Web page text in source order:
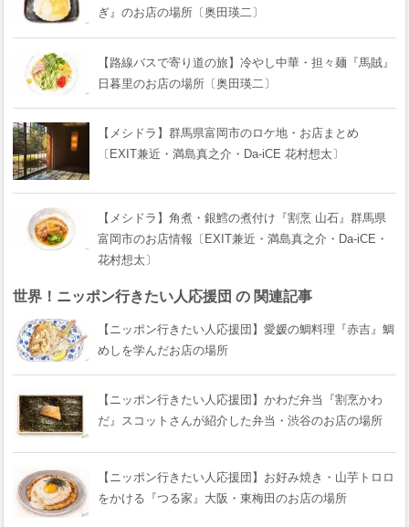
ぎ』のお店の場所〔奥田瑛二〕
【路線バスで寄り道の旅】冷やし中華・担々麺『馬賊』
日暮里のお店の場所〔奥田瑛二〕
【メシドラ】群馬県富岡市のロケ地・お店まとめ
〔EXIT兼近・満島真之介・Da-iCE 花村想太〕
【メシドラ】角煮・銀鱈の煮付け『割烹 山石』群馬県
富岡市のお店情報〔EXIT兼近・満島真之介・Da-iCE・
花村想太〕
世界！ニッポン行きたい人応援団 の 関連記事
【ニッポン行きたい人応援団】愛媛の鯛料理『赤吉』鯛
めしを学んだお店の場所
【ニッポン行きたい人応援団】かわだ弁当『割烹かわ
だ』スコットさんが紹介した弁当・渋谷のお店の場所
【ニッポン行きたい人応援団】お好み焼き・山芋トロロ
をかける『つる家』大阪・東梅田のお店の場所